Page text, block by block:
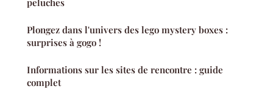
peluches
Plongez dans l'univers des lego mystery boxes :
surprises à gogo !
Informations sur les sites de rencontre : guide
complet